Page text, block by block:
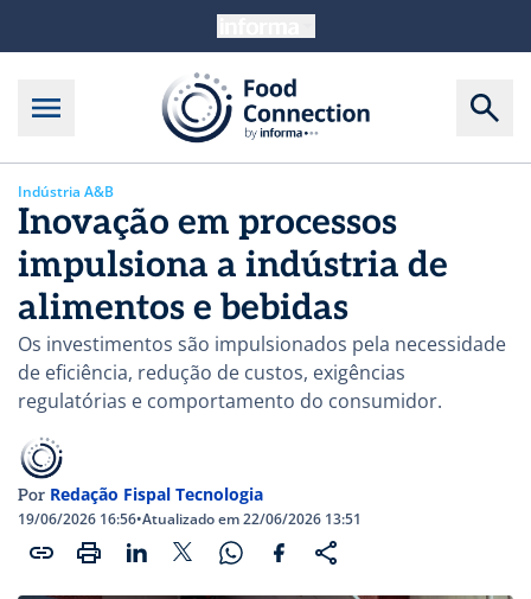
Indústria A&B
Inovação em processos
impulsiona a indústria de
alimentos e bebidas
Os investimentos são impulsionados pela necessidade
de eficiência, redução de custos, exigências
regulatórias e comportamento do consumidor.
Por Redação Fispal Tecnologia
19/06/2026 16:56•Atualizado em 22/06/2026 13:51